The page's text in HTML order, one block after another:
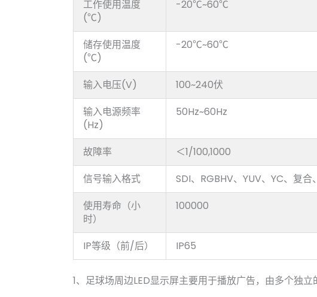
工作使用温度
(℃)
-20℃~60℃
储存使用温度
(℃)
-20℃~60℃
输入电压(V)
100~240伏
输入电源频率
(Hz)
50Hz~60Hz
故障率
＜1/100,1000
信号输入格式
SDI、RGBHV、YUV、YC、复
使用寿命（小
时）
100000
IP等级（前/后） IP65
1、足球场周边LED显示屏主要用于播放广告，由多个独立